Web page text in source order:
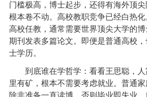
门槛极高，博士起步，还得有海外顶
根本卷不动。高校教职竞争已经白热
高校任教，通常需要世界顶尖大学的
期刊发表多篇论文。即便是普通高校
士学历。
到底谁在学哲学：看看王思聪，人
里有矿，根本不需要考虑就业。普通家